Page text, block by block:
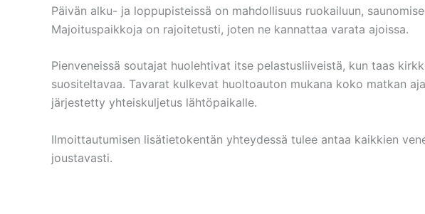
Päivän alku- ja loppupisteissä on mahdollisuus ruokailuun,
Majoituspaikkoja on rajoitetusti, joten ne kannattaa varata ajoissa.
Pienveneissä soutajat huolehtivat itse pelastusliiveistä, kun taas
suositeltavaa. Tavarat kulkevat huoltoauton mukana koko matkan
järjestetty yhteiskuljetus lähtöpaikalle.
Ilmoittautumisen lisätietokentän yhteydessä tulee antaa kaikkien
joustavasti.